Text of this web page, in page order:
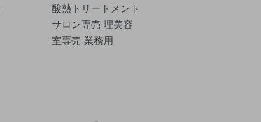
酸熱トリートメント
サロン専売 理美容
室専売 業務用